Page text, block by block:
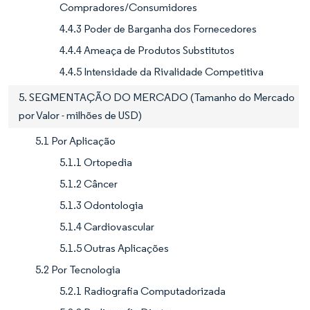
Compradores/Consumidores
4.4.3 Poder de Barganha dos Fornecedores
4.4.4 Ameaça de Produtos Substitutos
4.4.5 Intensidade da Rivalidade Competitiva
5. SEGMENTAÇÃO DO MERCADO (Tamanho do Mercado
por Valor - milhões de USD)
5.1 Por Aplicação
5.1.1 Ortopedia
5.1.2 Câncer
5.1.3 Odontologia
5.1.4 Cardiovascular
5.1.5 Outras Aplicações
5.2 Por Tecnologia
5.2.1 Radiografia Computadorizada